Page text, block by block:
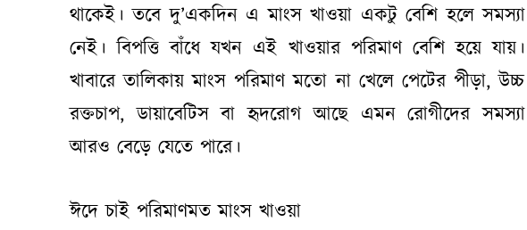
থাকেই। তবে দু’একদিন এ মাংস খাওয়া একটু বেশি হলে সমস্যা
নেই। বিপত্তি বাঁধে যখন এই খাওয়ার পরিমাণ বেশি হয়ে যায়।
খাবারে তালিকায় মাংস পরিমাণ মতো না খেলে পেটের পীড়া, উচ্চ
রক্তচাপ, ডায়াবেটিস বা হৃদরোগ আছে এমন রোগীদের সমস্যা
আরও বেড়ে যেতে পারে।
ঈদে চাই পরিমাণমত মাংস খাওয়া